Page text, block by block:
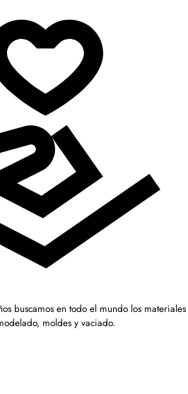
buscamos en todo el mundo los materiales
moldes y vaciado.